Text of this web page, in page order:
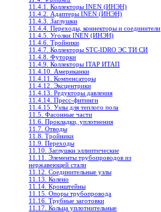
11.4.1. Коллекторы INEN (ИНЭН)
11.4.2. Адаптеры INEN (ИНЭН)
11.4.3. Заглушки
11.4.4. Переходы, коннекторы и соединители
11.4.5. Уголки INEN (ИНЭН)
11.4.6. Тройники
11.4.7. Коллекторы STC-IDRO ЭС ТИ СИ
11.4.8. Футорки
11.4.9. Коллекторы ITAP ИТАП
11.4.10. Американки
11.4.11. Компенсаторы
11.4.12. Эксцентрики
11.4.13. Редукторы давления
11.4.14. Пресс-фитинги
11.4.15. Узлы для теплого пола
11.5. Фасонные части
11.6. Прокладки, уплотнения
11.7. Отводы
11.8. Тройники
11.9. Переходы
11.10. Заглушки эллиптические
11.11. Элементы трубопроводов из
нержавеющей стали
11.12. Соединительные узлы
11.13. Колено
11.14. Кронштейны
11.15. Опоры трубопровода
11.16. Трубные заготовки
11.17. Кольца уплотнительные